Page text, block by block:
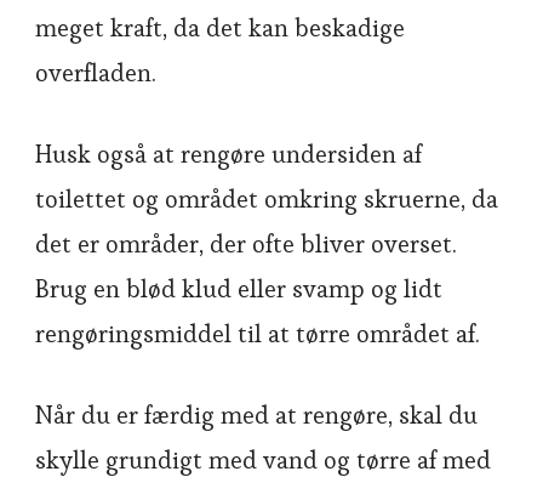
meget kraft, da det kan beskadige
overfladen.
Husk også at rengøre undersiden af
toilettet og området omkring skruerne, da
det er områder, der ofte bliver overset.
Brug en blød klud eller svamp og lidt
rengøringsmiddel til at tørre området af.
Når du er færdig med at rengøre, skal du
skylle grundigt med vand og tørre af med